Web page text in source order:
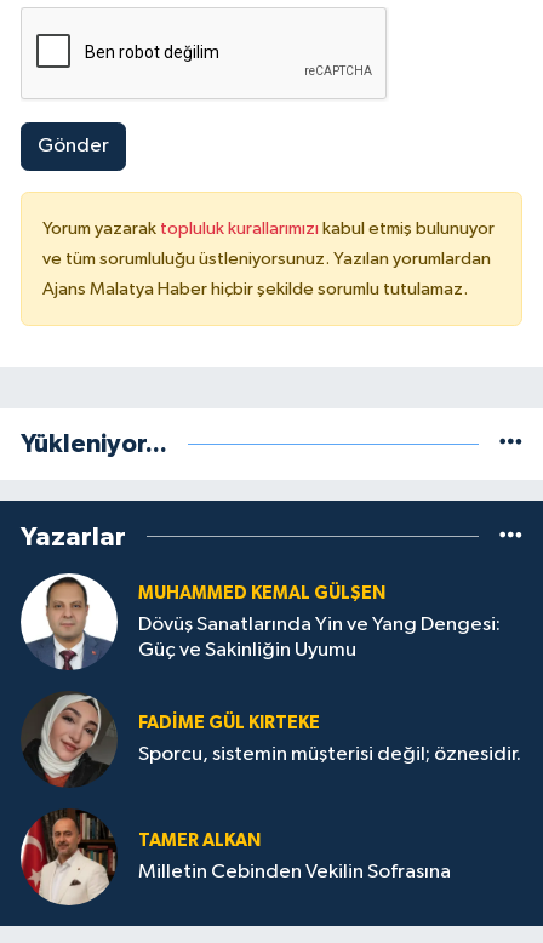
Gönder
Yorum yazarak topluluk kurallarımızı kabul etmiş bulunuyor
ve tüm sorumluluğu üstleniyorsunuz. Yazılan yorumlardan
Ajans Malatya Haber hiçbir şekilde sorumlu tutulamaz.
Yükleniyor...
Yazarlar
MUHAMMED KEMAL GÜLŞEN
Dövüş Sanatlarında Yin ve Yang Dengesi:
Güç ve Sakinliğin Uyumu
FADIME GÜL KIRTEKE
Sporcu, sistemin müşterisi değil; öznesidir.
TAMER ALKAN
Milletin Cebinden Vekilin Sofrasına